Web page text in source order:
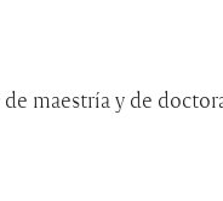
maestría y de